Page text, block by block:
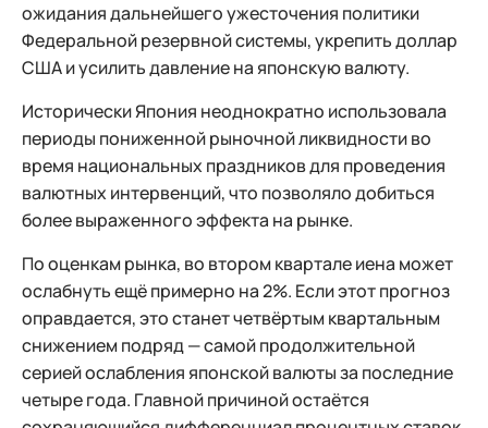
ожидания дальнейшего ужесточения политики
Федеральной резервной системы, укрепить доллар
США и усилить давление на японскую валюту.
Исторически Япония неоднократно использовала
периоды пониженной рыночной ликвидности во
время национальных праздников для проведения
валютных интервенций, что позволяло добиться
более выраженного эффекта на рынке.
По оценкам рынка, во втором квартале иена может
ослабнуть ещё примерно на 2%. Если этот прогноз
оправдается, это станет четвёртым квартальным
снижением подряд — самой продолжительной
серией ослабления японской валюты за последние
четыре года. Главной причиной остаётся